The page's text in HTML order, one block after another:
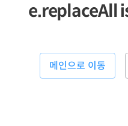
e.replaceAll
메인으로 이동